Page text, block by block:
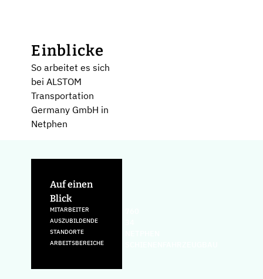
Einblicke
So arbeitet es sich
bei ALSTOM
Transportation
Germany GmbH in
Netphen
Auf einen
Blick
MITARBEITER
AUSZUBILDENDE
STANDORTE
ARBEITSBEREICHE